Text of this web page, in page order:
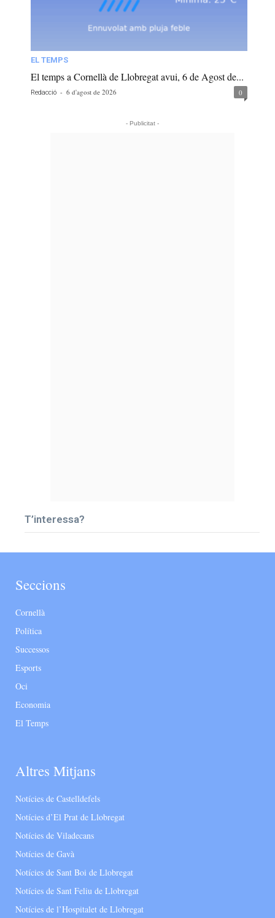
EL TEMPS
El temps a Cornellà de Llobregat avui, 6 de Agost de...
Redacció - 6 d'agost de 2026 0
- Publicitat -
T’interessa?
Seccions
Cornellà
Política
Successos
Esports
Oci
Economia
El Temps
Altres Mitjans
Notícies de Castelldefels
Notícies d’El Prat de Llobregat
Notícies de Viladecans
Notícies de Gavà
Notícies de Sant Boi de Llobregat
Notícies de Sant Feliu de Llobregat
Notícies de l’Hospitalet de Llobregat